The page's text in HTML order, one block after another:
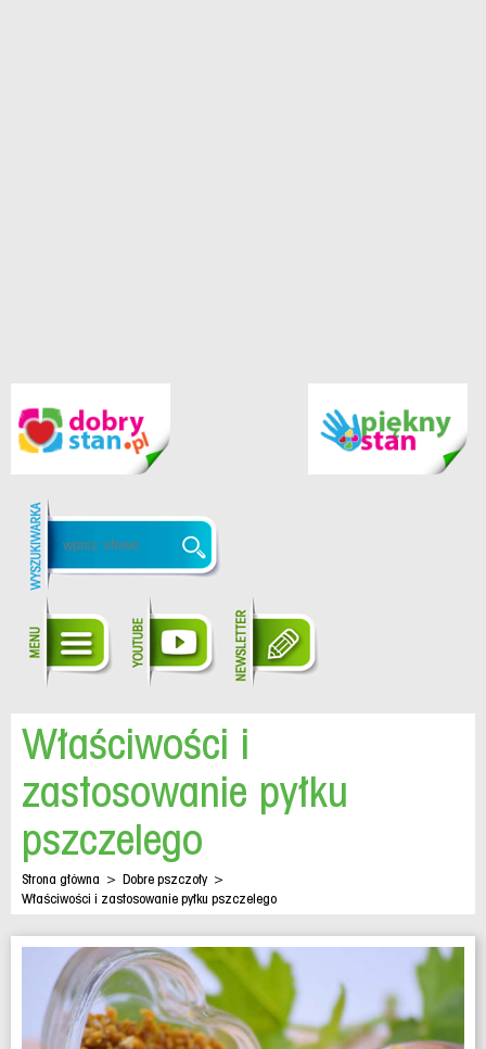
Właściwości i
zastosowanie pyłku
pszczelego
Strona główna > Dobre pszczoły >
Właściwości i zastosowanie pyłku pszczelego